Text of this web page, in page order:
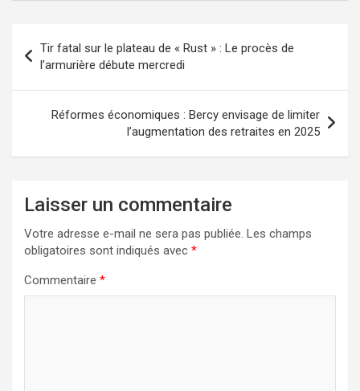
de
l’article
Tir fatal sur le plateau de « Rust » : Le procès de
l’armurière débute mercredi
Réformes économiques : Bercy envisage de limiter
l’augmentation des retraites en 2025
Laisser un commentaire
Votre adresse e-mail ne sera pas publiée. Les champs
obligatoires sont indiqués avec *
Commentaire *